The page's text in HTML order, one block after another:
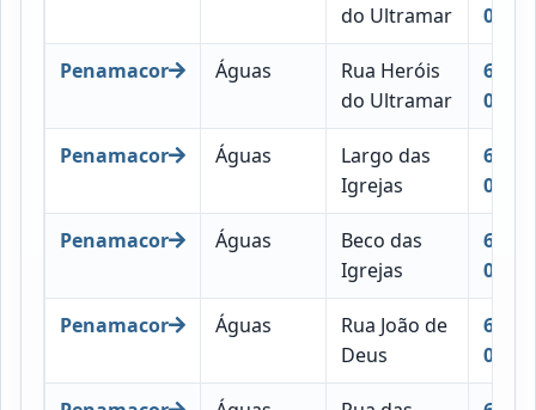
do Ultramar
025
Penamacor Águas
Rua Heróis
do Ultramar
6090-
049
Penamacor Águas
Largo das
Igrejas
6090-
020
Penamacor Águas
Beco das
Igrejas
6090-
014
Penamacor Águas
Rua João de
Deus
6090-
050